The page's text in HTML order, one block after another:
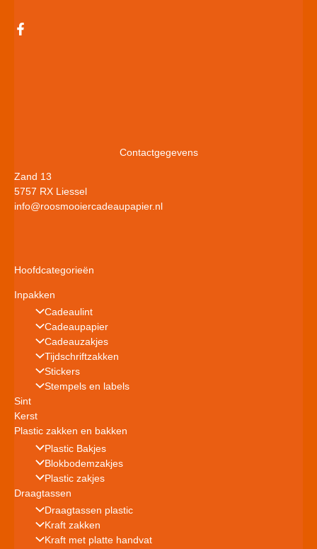
Contactgegevens
Zand 13
5757 RX Liessel
info@roosmooiercadeaupapier.nl
Hoofdcategorieën
Inpakken
Cadeaulint
Cadeaupapier
Cadeauzakjes
Tijdschriftzakken
Stickers
Stempels en labels
Sint
Kerst
Plastic zakken en bakken
Plastic Bakjes
Blokbodemzakjes
Plastic zakjes
Draagtassen
Draagtassen plastic
Kraft zakken
Kraft met platte handvat